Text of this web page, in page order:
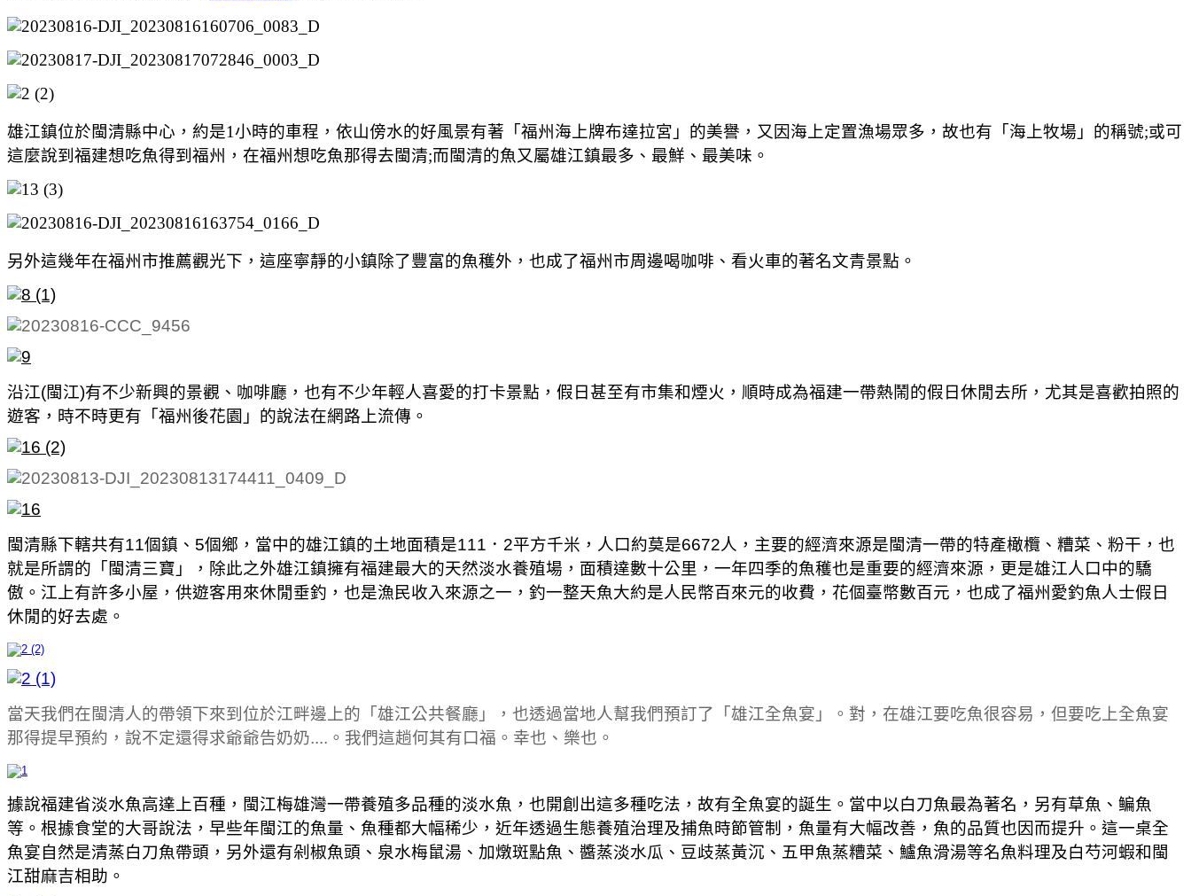
雄江鎮位於閩清縣中心，約是1小時的車程，依山傍水的好風景有著「福州海上牌布達拉宮」的美譽，又因海上定置漁場眾多，故也有「海上牧場」的稱號;或可
這麼說到福建想吃魚得到福州，在福州想吃魚那得去閩清;而閩清的魚又屬雄江鎮最多、最鮮、最美味。
另外這幾年在福州市推薦觀光下，這座寧靜的小鎮除了豐富的魚穫外，也成了福州市周邊喝咖啡、看火車的著名文青景點。
沿江(閩江)有不少新興的景觀、咖啡廳，也有不少年輕人喜愛的打卡景點，假日甚至有市集和煙火，順時成為福建一帶熱鬧的假日休閒去所，尤其是喜歡拍照的
遊客，時不時更有「福州後花園」的說法在網路上流傳。
閩清縣下轄共有11個鎮、5個鄉，當中的雄江鎮的土地面積是111．2平方千米，人口約莫是6672人，主要的經濟來源是閩清一帶的特產橄欖、糟菜、粉干，也
就是所謂的「閩清三寶」，除此之外雄江鎮擁有福建最大的天然淡水養殖場，面積達數十公里，一年四季的魚穫也是重要的經濟來源，更是雄江人口中的驕
傲。江上有許多小屋，供遊客用來休閒垂釣，也是漁民收入來源之一，釣一整天魚大約是人民幣百來元的收費，花個臺幣數百元，也成了福州愛釣魚人士假日
休閒的好去處。
當天我們在閩清人的帶領下來到位於江畔邊上的「雄江公共餐廳」，也透過當地人幫我們預訂了「雄江全魚宴」。對，在雄江要吃魚很容易，但要吃上全魚宴
那得提早預約，說不定還得求爺爺告奶奶....。我們這趟何其有口福。幸也、樂也。
據說福建省淡水魚高達上百種，閩江梅雄灣一帶養殖多品種的淡水魚，也開創出這多種吃法，故有全魚宴的誕生。當中以白刀魚最為著名，另有草魚、鳊魚
等。根據食堂的大哥說法，早些年閩江的魚量、魚種都大幅稀少，近年透過生態養殖治理及捕魚時節管制，魚量有大幅改善，魚的品質也因而提升。這一桌全
魚宴自然是清蒸白刀魚帶頭，另外還有剁椒魚頭、泉水梅鼠湯、加燉斑點魚、醬蒸淡水瓜、豆歧蒸黃沉、五甲魚蒸糟菜、鱸魚滑湯等名魚料理及白芍河蝦和閩
江甜麻吉相助。